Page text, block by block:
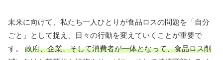
未来に向けて、私たち一人ひとりが食品ロスの問題を「自分
ごと」として捉え、日々の行動を変えていくことが重要で
す。 政府、企業、そして消費者が一体となって、食品ロス削